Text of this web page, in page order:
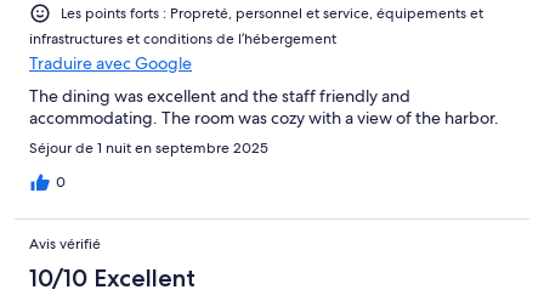
Les points forts : Propreté, personnel et service, équipements et
infrastructures et conditions de l’hébergement
Traduire avec Google
The dining was excellent and the staff friendly and
accommodating. The room was cozy with a view of the harbor.
Séjour de 1 nuit en septembre 2025
0
Avis vérifié
10/10 Excellent